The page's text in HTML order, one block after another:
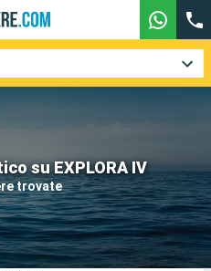
su EXPLORA IV
trovate
Compagnie